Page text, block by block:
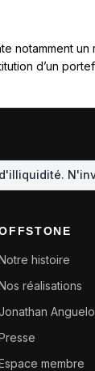
notamment
d’un
histoire
réalisations
membre